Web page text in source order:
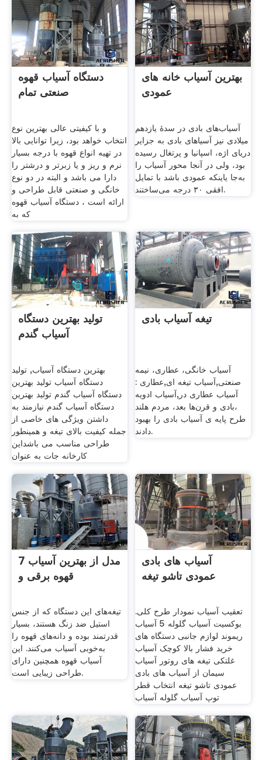
دستگاه آسیاب قهوه
صنعتی تمام
و با کیفیتی عالی بهترین نوع
انتخاب خواهد بود، زیرا توانایی بالا
در تهیه انواع قهوه با درجه بسیار
نرم و ریز و یا زبرتر و درشتر را
دارا می باشد و البته در دو نوع
خانگی و صنعتی قابل طراحی و
ارائه است ، دستگاه آسیاب قهوه
که به
بهترین آسیاب خانه های
عمودی
آسیاب‌های بادی در سدهٔ یازدهم
میلادی نیز آسیاهای بادی به جزایر
دریای اژه، اسپانیا و پرتغال رسیده
بود، ولی در آنجا محور آسیاب را
به‌جا یاینکه عمودی باشد با تمایل
افقی ۳۰ درجه می‌ساختند.
تولید بهترین دستگاه
آسیاب گندم
بهترین دستگاه آسیاب, تولید
دستگاه آسیاب تولید بهترین
دستگاه آسیاب گندم تولید بهترین
دستگاه آسیاب گندم نیازمند به
داشتن ویژگی های خاصی از
جمله کیفیت بالای تیغه و همینطور
طراحی مناسب می باشداین
کارخانه جات به عنوان
تیغه آسیاب بادی
آسیاب خانگی، عطاری، نیمه
صنعتی,آسیاب تیغه ای,عطاری :
آسیاب عطاری در,آسیاب ادویه
،بادی و قرن‌ها بعد، مردم هلند
طرح پایه ی آسیاب بادی را بهبود
دادند.
7 مدل از بهترین آسیاب
قهوه برقی و
تیغه‌های این دستگاه که از جنس
استیل ضد زنگ هستند، بسیار
قدرتمند بوده و دانه‌های قهوه را
به‌خوبی آسیاب می‌کنند. این
آسیاب قهوه همچنین دارای
طراحی زیبایی است.
آسیاب های بادی
عمودی تاشو تیغه
تعقیب آسیاب نمودار طرح کلی.
بوکسیت آسیاب گلوله 5 آسیاب
ریموند لوازم جانبی دستگاه های
خرید فشار بالا کوچک آسیاب
غلتکی تیغه های روتور آسیاب
سیمان از آسیاب های بادی
عمودی تاشو تیغه انتخاب قطر
توپ آسیاب گلوله آسیاب